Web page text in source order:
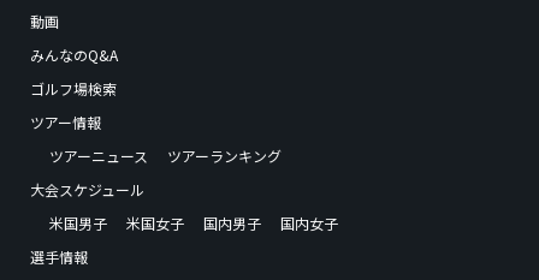
動画
みんなのQ&A
ゴルフ場検索
ツアー情報
ツアーニュース
ツアーランキング
大会スケジュール
米国男子
米国女子 国内男子
国内女子
選手情報